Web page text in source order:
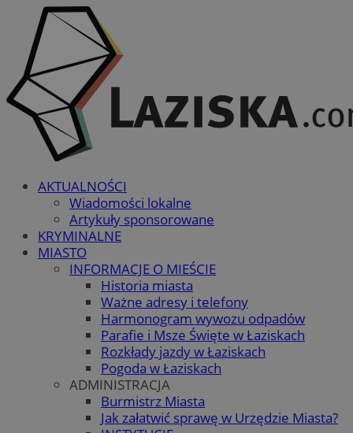
AKTUALNOŚCI
Wiadomości lokalne
Artykuły sponsorowane
KRYMINALNE
MIASTO
INFORMACJE O MIEŚCIE
Historia miasta
Ważne adresy i telefony
Harmonogram wywozu odpadów
Parafie i Msze Święte w Łaziskach
Rozkłady jazdy w Łaziskach
Pogoda w Łaziskach
ADMINISTRACJA
Burmistrz Miasta
Jak załatwić sprawę w Urzędzie Miasta?